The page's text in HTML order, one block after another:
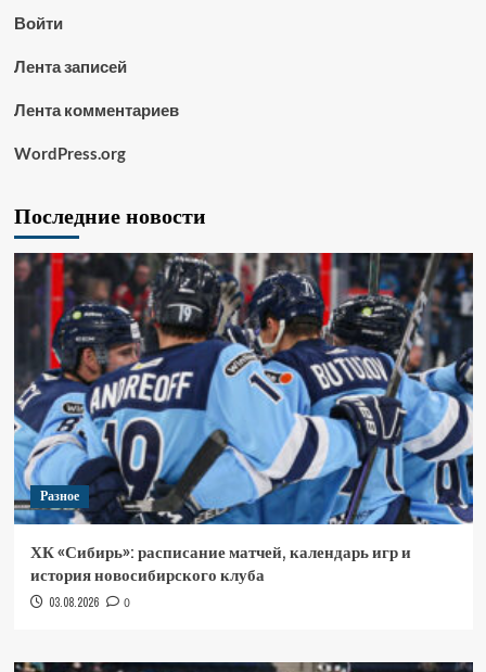
Войти
Лента записей
Лента комментариев
WordPress.org
Последние новости
Разное
ХК «Сибирь»: расписание матчей, календарь игр и
история новосибирского клуба
03.08.2026 0